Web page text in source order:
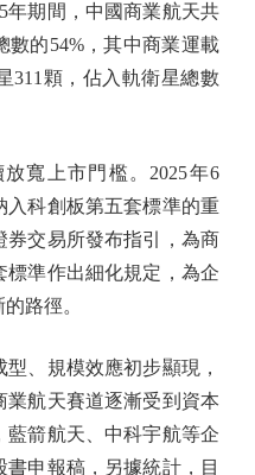
年期間，中國商業航天共
數的54%，其中商業運載
311顆，佔入軌衛星總數
上市門檻。2025年6
入科創板第五套標準的重
券交易所發布指引，為商
準作出細化規定，為企
路徑。
、規模效應初步顯現，
業航天賽道逐漸受到資本
藍箭航天、中科宇航等企
申報稿，另據統計，目